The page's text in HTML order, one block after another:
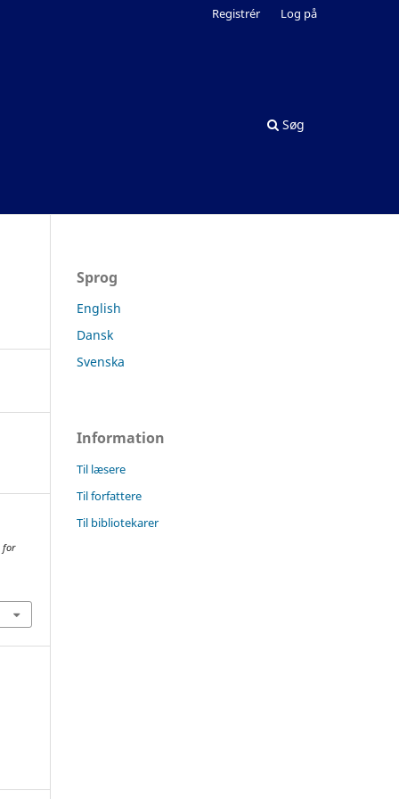
Søg
Registrér Log på
for
Sprog
English
Dansk
Svenska
Information
Til læsere
Til forfattere
Til bibliotekarer